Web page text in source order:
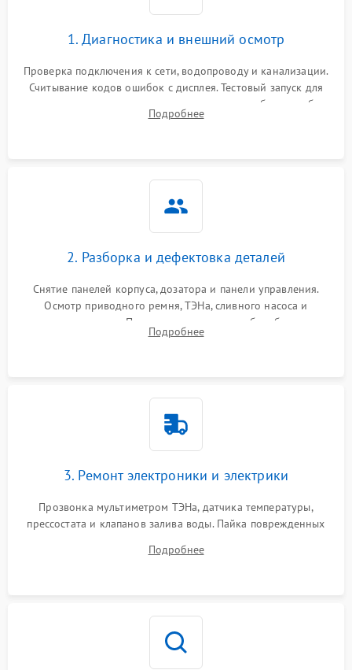
1. Диагностика и внешний осмотр
Проверка подключения к сети, водопроводу и канализации.
Считывание кодов ошибок с дисплея. Тестовый запуск для
выявления посторонних шумов, протечек или сбоев в работе
электронного модуля управления.
Подробнее
2. Разборка и дефектовка деталей
Снятие панелей корпуса, дозатора и панели управления.
Осмотр приводного ремня, ТЭНа, сливного насоса и
амортизаторов. Проверка подшипников барабана и
крестовины на износ, а манжеты люка на разрывы.
Подробнее
3. Ремонт электроники и электрики
Прозвонка мультиметром ТЭНа, датчика температуры,
прессостата и клапанов залива воды. Пайка поврежденных
Восстановление целостности проводки и контактов.
Подробнее